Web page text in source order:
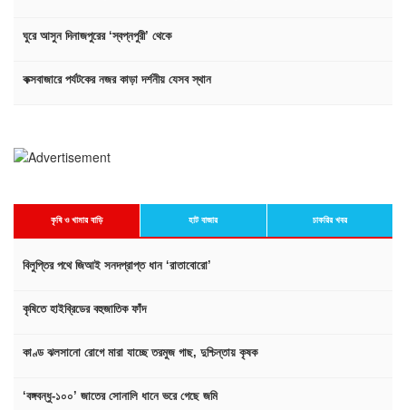
ঘুরে আসুন দিনাজপুরের ‘স্বপ্নপুরী’ থেকে
কক্সবাজারে পর্যটকের নজর কাড়া দর্শনীয় যেসব স্থান
কৃষি ও খামার বাড়ি হাট বাজার চাকরির খবর
বিলুপ্তির পথে জিআই সনদপ্রাপ্ত ধান ‘রাতাবোরো’
কৃষিতে হাইব্রিডের বহুজাতিক ফাঁদ
কাণ্ড ঝলসানো রোগে মারা যাচ্ছে তরমুজ গাছ, দুশ্চিন্তায় কৃষক
‘বঙ্গবন্ধু-১০০’ জাতের সোনালি ধানে ভরে গেছে জমি